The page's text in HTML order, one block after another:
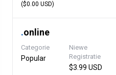
($0.00 USD)
.online
Categorie
Popular
Niewe
Registratie
$3.99 USD